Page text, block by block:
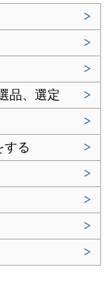
>
>
>
品、選定
>
>
する
>
>
>
>
>